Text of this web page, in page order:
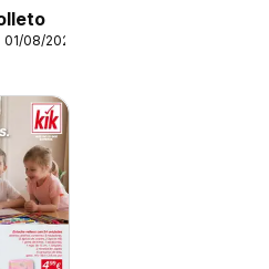
08/2026